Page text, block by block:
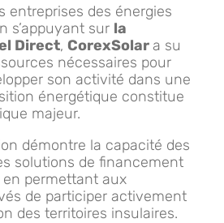
entreprises des énergies
s’appuyant sur la
Direct, CorexSolara su
nécessaires pour
son activité dans une
énergétique constitue
majeur.
démontre la capacité des
solutions de financement
permettant aux
de participer activement
des territoires insulaires.